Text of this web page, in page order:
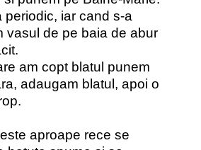
periodic, iar cand s-a
vasul de pe baia de abur
am copt blatul punem
adaugam blatul, apoi o
aproape rece se